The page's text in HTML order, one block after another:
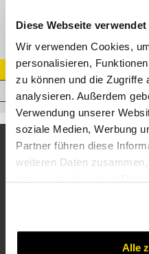
Diese Webseite
Wir verwenden Cookies,
personalisieren,
zu können und die Zugriffe
analysieren. Außerdem
Verwendung unserer
soziale Medien, Werbung
Partner führen diese
weiteren Daten
Alle
Artikel Nr.
Z.FSA127-1.1/-/12